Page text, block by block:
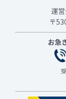
運
〒
お急